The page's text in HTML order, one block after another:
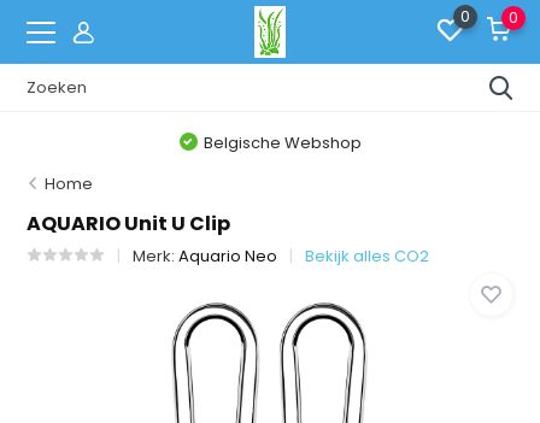
0 0
Belgische Webshop
Home
AQUARIO Unit U Clip
Merk:Aquario Neo Bekijk alles CO2